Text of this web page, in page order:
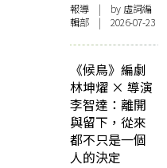
報導 | by 虛詞編
輯部 | 2026-07-23
《候鳥》編劇
林坤燿 × 導演
李智達：離開
與留下，從來
都不只是一個
人的決定